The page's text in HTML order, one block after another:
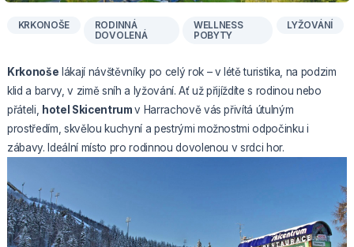
KRKONOŠE
RODINNÁ
DOVOLENÁ
WELLNESS
POBYTY
LYŽOVÁNÍ
Krkonoše lákají návštěvníky po celý rok – v létě turistika, na podzim
klid a barvy, v zimě sníh a lyžování. Ať už přijíždíte s rodinou nebo
přáteli,
hotel Skicentrumv Harrachově vás přivítá útulným
prostředím, skvělou kuchyní a pestrými možnostmi odpočinku i
zábavy. Ideální místo pro rodinnou dovolenou v srdci hor.